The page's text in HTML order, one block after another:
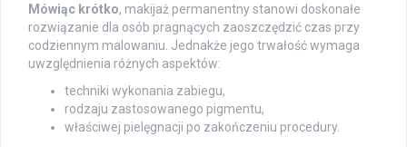
Mówiąc krótko, makijaż permanentny stanowi doskonałe
rozwiązanie dla osób pragnących zaoszczędzić czas przy
codziennym malowaniu. Jednakże jego trwałość wymaga
uwzględnienia różnych aspektów:
techniki wykonania zabiegu,
rodzaju zastosowanego pigmentu,
właściwej pielęgnacji po zakończeniu procedury.